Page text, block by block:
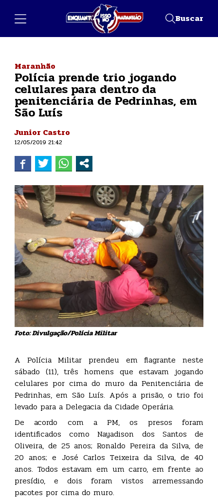
Buscar
Maranhão
Polícia prende trio jogando
celulares para dentro da
penitenciária de Pedrinhas, em
São Luís
Junior Castro
12/05/2019 21:42
Foto: Divulgação/Polícia Militar
A Polícia Militar prendeu em flagrante neste
sábado (11), três homens que estavam jogando
celulares por cima do muro da Penitenciária de
Pedrinhas, em São Luís. Após a prisão, o trio foi
levado para a Delegacia da Cidade Operária.
De acordo com a PM, os presos foram
identificados como Nayadison dos Santos de
Oliveira, de 25 anos; Ronaldo Pereira da Silva, de
20 anos; e José Carlos Teixeira da Silva, de 40
anos. Todos estavam em um carro, em frente ao
presídio, e dois foram vistos arremessando
pacotes por cima do muro.